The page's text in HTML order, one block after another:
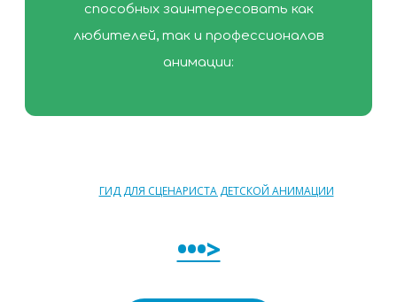
способных заинтересовать как
любителей, так и профессионалов
анимации:
ГИД ДЛЯ СЦЕНАРИСТА ДЕТСКОЙ АНИМАЦИИ
•••>